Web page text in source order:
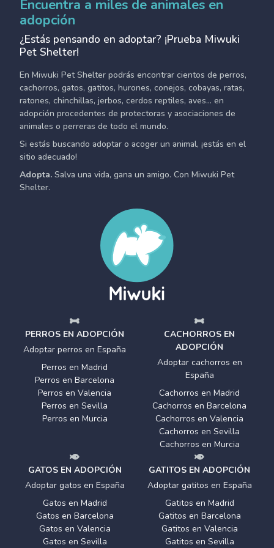
Encuentra a miles de animales en
adopción
¿Estás pensando en adoptar? ¡Prueba Miwuki
Pet Shelter!
En Miwuki Pet Shelter podrás encontrar cientos de perros,
cachorros, gatos, gatitos, hurones, conejos, cobayas, ratas,
ratones, chinchillas, jerbos, cerdos reptiles, aves... en
adopción procedentes de protectoras y asociaciones de
animales o perreras de todo el mundo.
Si estás buscando adoptar o acoger un animal, ¡estás en el
sitio adecuado!
Adopta. Salva una vida, gana un amigo. Con Miwuki Pet
Shelter.
PERROS EN ADOPCIÓN
Adoptar perros en España
Perros en Madrid
Perros en Barcelona
Perros en Valencia
Perros en Sevilla
Perros en Murcia
CACHORROS EN
ADOPCIÓN
Adoptar cachorros en
España
Cachorros en Madrid
Cachorros en Barcelona
Cachorros en Valencia
Cachorros en Sevilla
Cachorros en Murcia
GATOS EN ADOPCIÓN
Adoptar gatos en España
Gatos en Madrid
Gatos en Barcelona
Gatos en Valencia
Gatos en Sevilla
GATITOS EN ADOPCIÓN
Adoptar gatitos en España
Gatitos en Madrid
Gatitos en Barcelona
Gatitos en Valencia
Gatitos en Sevilla